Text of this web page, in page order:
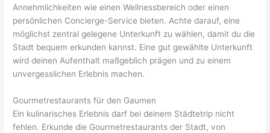
Annehmlichkeiten wie einen Wellnessbereich oder einen
persönlichen Concierge-Service bieten. Achte darauf, eine
möglichst zentral gelegene Unterkunft zu wählen, damit du die
Stadt bequem erkunden kannst. Eine gut gewählte Unterkunft
wird deinen Aufenthalt maßgeblich prägen und zu einem
unvergesslichen Erlebnis machen.
Gourmetrestaurants für den Gaumen
Ein kulinarisches Erlebnis darf bei deinem Städtetrip nicht
fehlen. Erkunde die Gourmetrestaurants der Stadt, von